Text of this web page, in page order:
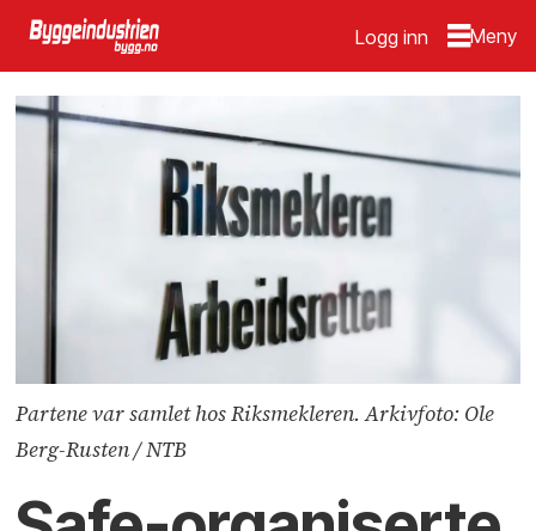
Logg inn
Partene var samlet hos Riksmekleren. Arkivfoto: Ole
Berg-Rusten / NTB